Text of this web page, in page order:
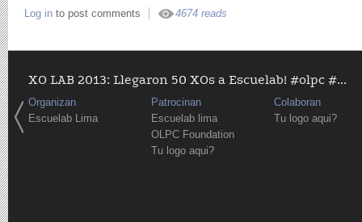
Log in to post comments 4674 reads
XO LAB 2013: Llegaron 50 XOs a Escuelab! #olpc #...
Organizan
Escuelab Lima
Patrocinan
Escuelab lima
OLPC Foundation
Tu logo aqui?
Colaboran
Tu logo aqui?